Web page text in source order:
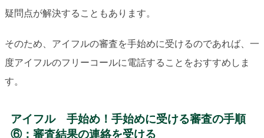
疑問点が解決することもあります。
そのため、アイフルの審査を手始めに受けるのであれば、一
度アイフルのフリーコールに電話することをおすすめしま
す。
アイフル 手始め！手始めに受ける審査の手順
⑥：審査結果の連絡を受ける